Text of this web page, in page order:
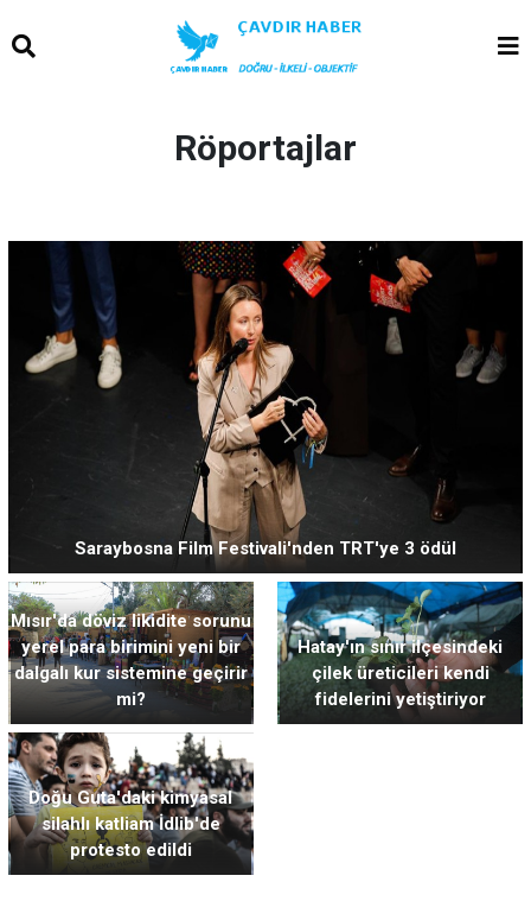
Röportajlar
Saraybosna Film Festivali'nden TRT'ye 3 ödül
Mısır'da döviz likidite sorunu
yerel para birimini yeni bir
dalgalı kur sistemine geçirir
mi?
Hatay'ın sınır ilçesindeki
çilek üreticileri kendi
fidelerini yetiştiriyor
Doğu Guta'daki kimyasal
silahlı katliam İdlib'de
protesto edildi